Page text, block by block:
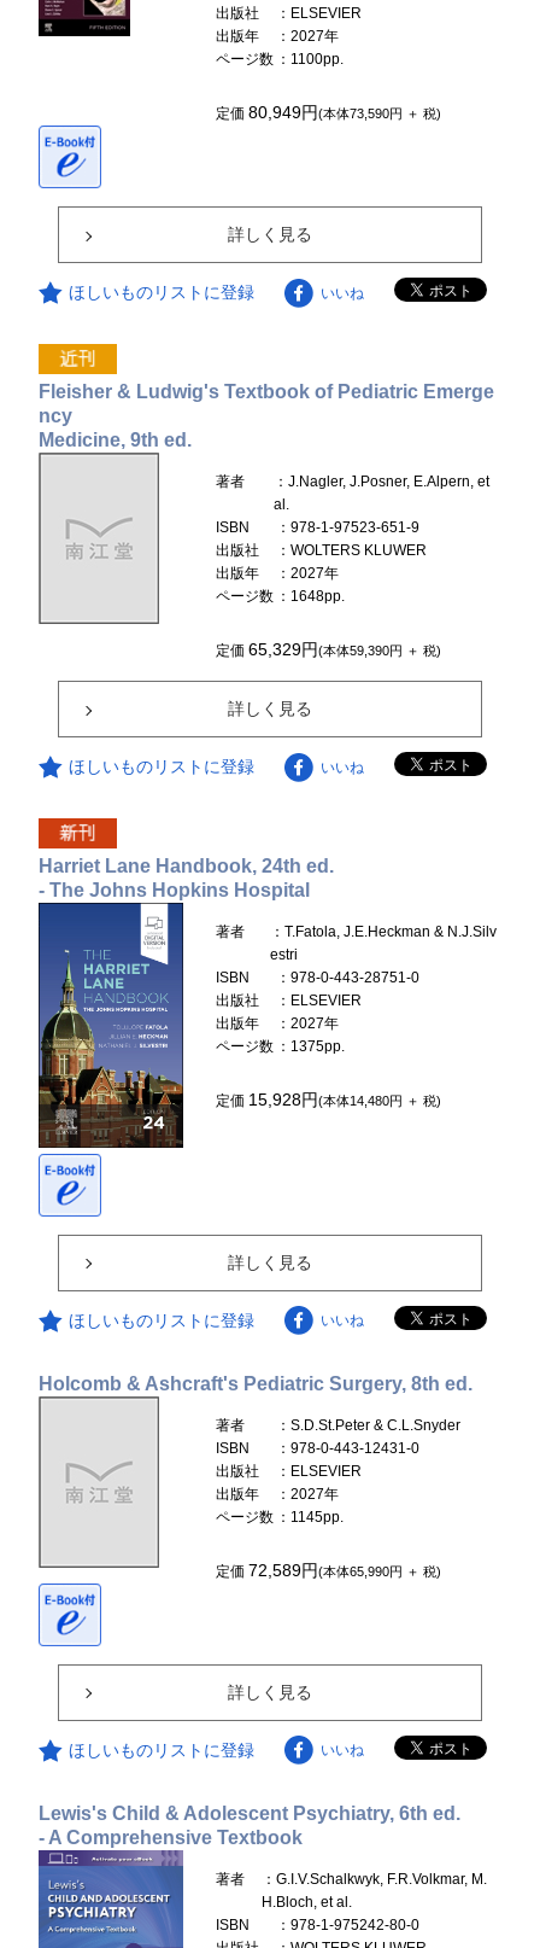
出版社
：ELSEVIER
出版年
：2027年
ページ数 ：1100pp.
定価80,949円(本体73,590円 ＋ 税)
詳しく見る
ほしいものリストに登録 いいね
Fleisher & Ludwig's Textbook of Pediatric Emerge
ncy
Medicine, 9th ed.
著者
：J.Nagler, J.Posner, E.Alpern, et
al.
ISBN
：978-1-97523-651-9
出版社
：WOLTERS KLUWER
出版年
：2027年
ページ数 ：1648pp.
定価65,329円(本体59,390円 ＋ 税)
詳しく見る
ほしいものリストに登録 いいね
Harriet Lane Handbook, 24th ed.
- The Johns Hopkins Hospital
著者
：T.Fatola, J.E.Heckman & N.J.Silv
estri
ISBN
：978-0-443-28751-0
出版社
：ELSEVIER
出版年
：2027年
ページ数 ：1375pp.
定価 15,928円(本体14,480円 ＋ 税)
詳しく見る
ほしいものリストに登録 いいね
Holcomb & Ashcraft's Pediatric Surgery, 8th ed.
著者
：S.D.St.Peter & C.L.Snyder
ISBN
：978-0-443-12431-0
出版社
：ELSEVIER
出版年
：2027年
ページ数 ：1145pp.
定価72,589円(本体65,990円 ＋ 税)
詳しく見る
ほしいものリストに登録 いいね
Lewis's Child & Adolescent Psychiatry, 6th ed.
- A Comprehensive Textbook
著者
：G.I.V.Schalkwyk, F.R.Volkmar, M.
H.Bloch, et al.
ISBN
：978-1-975242-80-0